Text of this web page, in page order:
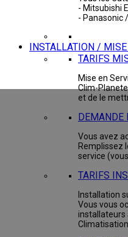
- Mitsubishi
- Panasonic
INSTALLATION / MISE
TARIFS
Mise en
Clim-
et de le
DEMANDE
Vous avez
Remplissez
service
TARIFS
Installation
Vous vous
installateurs
Climatisation